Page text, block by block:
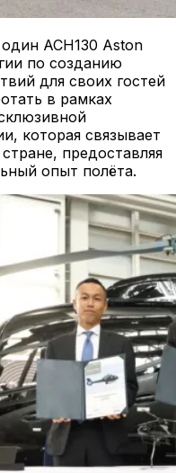
ACH130 Aston
по созданию
для своих гостей
в рамках
которая связывает
предоставляя
опыт полёта.